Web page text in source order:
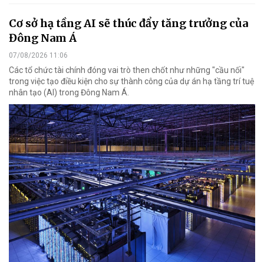
Cơ sở hạ tầng AI sẽ thúc đẩy tăng trưởng của
Đông Nam Á
07/08/2026 11:06
Các tổ chức tài chính đóng vai trò then chốt như những "cầu nối"
trong việc tạo điều kiện cho sự thành công của dự án hạ tầng trí tuệ
nhân tạo (AI) trong Đông Nam Á.